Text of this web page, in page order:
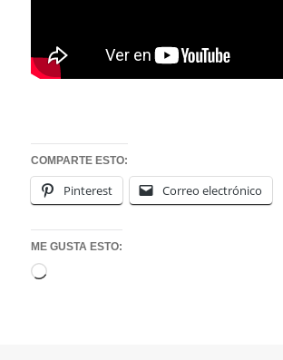
COMPARTE ESTO:
Pinterest Correo electrónico
ME GUSTA ESTO:
Cargando...